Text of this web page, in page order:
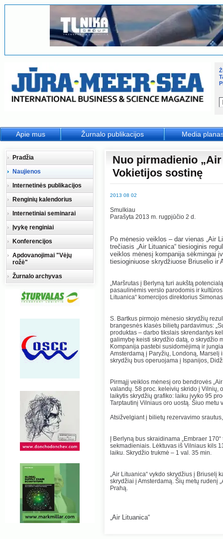
Nuo pirmadienio
Vokietijos sostinę
2013 08 02
Smulkiau
Parašyta 2013 m. rugpjūčio 2 d.
Po mėnesio veiklos – dar vienas „Air
trečiasis „Air Lituanica“ tiesioginis
veiklos mėnesį kompanija sėkmingai
tiesioginiuose skrydžiuose Briuselio ir
„Maršrutas į Berlyną turi aukštą
pasaulinėmis verslo parodomis ir
Lituanica“ komercijos direktorius
S. Bartkus pirmojo mėnesio skrydžių
brangesnės klasės bilietų pardavimus:
produktas – darbo tikslais skrendantys
galimybę keisti skrydžio datą, o skrydžio
Kompanija pastebi susidomėjimą ir
Amsterdamą į Paryžių, Londoną,
skrydžių bus operuojama į Ispanijos,
Pirmąjį veiklos mėnesį oro bendrovės
valandų. 58 proc. keleivių skrido į Vilnių,
laikytis skrydžių grafiko: laiku įvyko 95
Tarptautinį Vilniaus oro uostą. Šiuo
Atsižvelgiant į bilietų rezervavimo
Į Berlyną bus skraidinama „Embraer
sekmadieniais. Lėktuvas iš Vilniaus kils
laiku. Skrydžio trukmė – 1 val. 35 min.
„Air Lituanica“ vykdo skrydžius į Briuselį
skrydžiai į Amsterdamą. Šių metų rudenį
Prahą.
„Air Lituanica“
Pradžia
Naujienos
Internetinės publikacijos
Renginių kalendorius
Internetiniai seminarai
Įvykę renginiai
Konferencijos
Apdovanojimai "Vėjų
rožė"
Žurnalo archyvas
Apie mus Žurnalo publikacijos Media